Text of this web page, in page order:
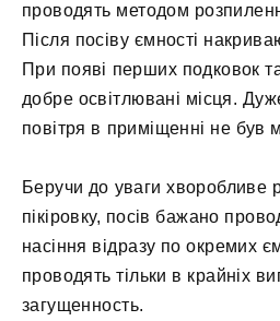
проводять методом
Після посіву ємності
При появі перших подковок
добре освітлювані місця.
повітря в приміщенні не був
Беручи до уваги хворобливе
пікіровку, посів бажано
насіння відразу по окремих
проводять тільки в крайніх
загущенность.